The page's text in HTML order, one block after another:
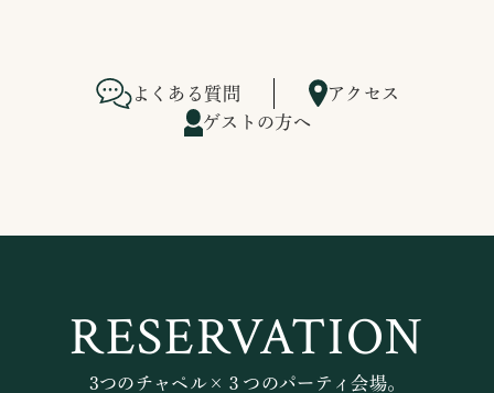
よくある質問
アクセス
ゲストの方へ
RESERVATION
3つのチャペル×３つのパーティ会場。